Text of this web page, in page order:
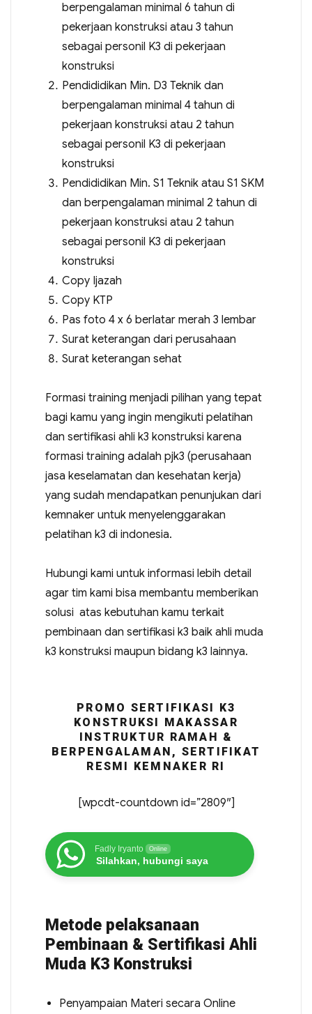
berpengalaman minimal 6 tahun di
pekerjaan konstruksi atau 3 tahun
sebagai personil K3 di pekerjaan
konstruksi
Pendididikan Min. D3 Teknik dan
berpengalaman minimal 4 tahun di
pekerjaan konstruksi atau 2 tahun
sebagai personil K3 di pekerjaan
konstruksi
Pendididikan Min. S1 Teknik atau S1 SKM
dan berpengalaman minimal 2 tahun di
pekerjaan konstruksi atau 2 tahun
sebagai personil K3 di pekerjaan
konstruksi
Copy Ijazah
Copy KTP
Pas foto 4 x 6 berlatar merah 3 lembar
Surat keterangan dari perusahaan
Surat keterangan sehat
Formasi training menjadi pilihan yang tepat
bagi kamu yang ingin mengikuti pelatihan
dan sertifikasi ahli k3 konstruksi karena
formasi training adalah pjk3 (perusahaan
jasa keselamatan dan kesehatan kerja)
yang sudah mendapatkan penunjukan dari
kemnaker untuk menyelenggarakan
pelatihan k3 di indonesia.
Hubungi kami untuk informasi lebih detail
agar tim kami bisa membantu memberikan
solusi atas kebutuhan kamu terkait
pembinaan dan sertifikasi k3 baik ahli muda
k3 konstruksi maupun bidang k3 lainnya.
PROMO SERTIFIKASI K3
KONSTRUKSI MAKASSAR
INSTRUKTUR RAMAH &
BERPENGALAMAN, SERTIFIKAT
RESMI KEMNAKER RI
[wpcdt-countdown id=”2809″]
Fadly Iryanto Online
Silahkan, hubungi saya
Metode pelaksanaan
Pembinaan & Sertifikasi Ahli
Muda K3 Konstruksi
Penyampaian Materi secara Online